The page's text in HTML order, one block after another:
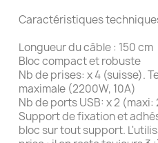
Caractéristiques
Longueur du câble : 150 cm
Bloc compact et robuste
Nb de prises: x 4 (suisse).
maximale (2200W, 10A)
Nb de ports USB: x 2 (maxi:
Support de fixation et
bloc sur tout support.